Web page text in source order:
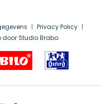
Privacy Policy
door Studio Brabo